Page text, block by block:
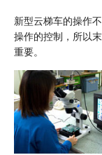
新型云梯车的操作
操作的控制，所以
重要。